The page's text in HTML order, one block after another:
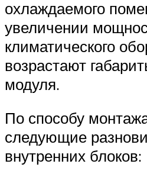
охлаждаемого
увеличении
климатического
возрастают
модуля.
По способу
следующие
внутренних блоков: